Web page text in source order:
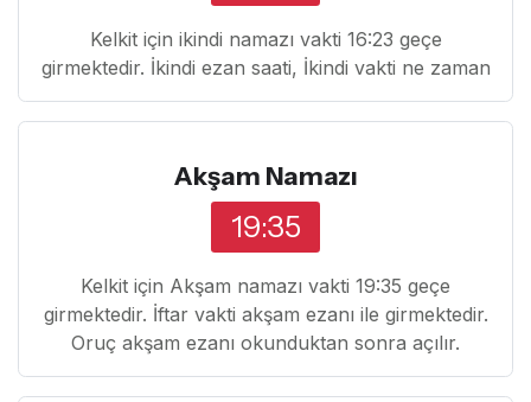
Kelkit için ikindi namazı vakti 16:23 geçe
girmektedir. İkindi ezan saati, İkindi vakti ne zaman
Akşam Namazı
19:35
Kelkit için Akşam namazı vakti 19:35 geçe
girmektedir. İftar vakti akşam ezanı ile girmektedir.
Oruç akşam ezanı okunduktan sonra açılır.